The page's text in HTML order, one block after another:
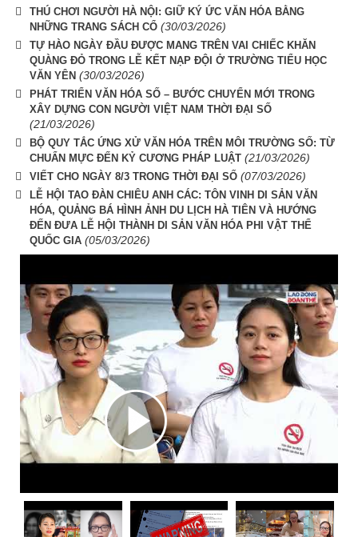
THÚ CHƠI NGƯỜI HÀ NỘI: GIỮ KÝ ỨC VĂN HÓA BẰNG
NHỮNG TRANG SÁCH CỔ (30/03/2026)
TỰ HÀO NGÀY ĐẦU ĐƯỢC MANG TRÊN VAI CHIẾC KHĂN
QUÀNG ĐỎ TRONG LỄ KẾT NẠP ĐỘI Ở TRƯỜNG TIỂU HỌC
VĂN YÊN (30/03/2026)
PHÁT TRIỂN VĂN HÓA SỐ – BƯỚC CHUYỂN MỚI TRONG
XÂY DỰNG CON NGƯỜI VIỆT NAM THỜI ĐẠI SỐ
(21/03/2026)
BỘ QUY TẮC ỨNG XỬ VĂN HÓA TRÊN MÔI TRƯỜNG SỐ: TỪ
CHUẨN MỰC ĐẾN KỶ CƯƠNG PHÁP LUẬT (21/03/2026)
VIẾT CHO NGÀY 8/3 TRONG THỜI ĐẠI SỐ (07/03/2026)
LỄ HỘI TAO ĐÀN CHIÊU ANH CÁC: TÔN VINH DI SẢN VĂN
HÓA, QUẢNG BÁ HÌNH ẢNH DU LỊCH HÀ TIÊN VÀ HƯỚNG
ĐẾN ĐƯA LỄ HỘI THÀNH DI SẢN VĂN HÓA PHI VẬT THỂ
QUỐC GIA (05/03/2026)